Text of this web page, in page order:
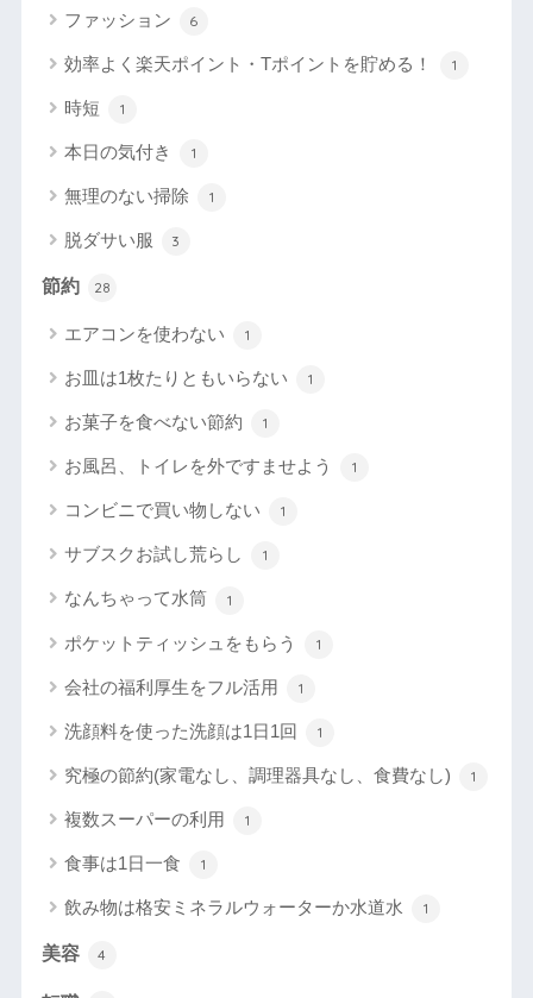
ファッション 6
効率よく楽天ポイント・Tポイントを貯める！ 1
時短 1
本日の気付き 1
無理のない掃除 1
脱ダサい服 3
節約 28
エアコンを使わない 1
お皿は1枚たりともいらない 1
お菓子を食べない節約 1
お風呂、トイレを外ですませよう 1
コンビニで買い物しない 1
サブスクお試し荒らし 1
なんちゃって水筒 1
ポケットティッシュをもらう 1
会社の福利厚生をフル活用 1
洗顔料を使った洗顔は1日1回 1
究極の節約(家電なし、調理器具なし、食費なし) 1
複数スーパーの利用 1
食事は1日一食 1
飲み物は格安ミネラルウォーターか水道水 1
美容 4